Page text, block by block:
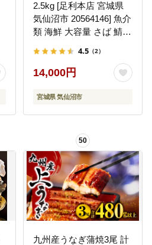
2.5kg [足利本店 宮城県
気仙沼市 20564146] 魚介
類 海鮮 大容量 さば 鯖
4.5 （2）
14,000円
宮城県 気仙沼市
50
九州産うなぎ蒲焼3尾 計